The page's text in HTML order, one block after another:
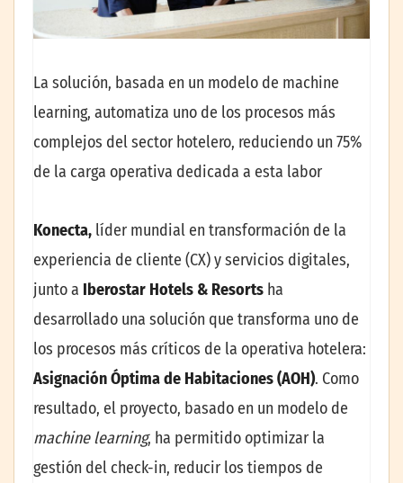
La solución, basada en un modelo de machine
learning, automatiza uno de los procesos más
complejos del sector hotelero, reduciendo un 75%
de la carga operativa dedicada a esta labor
Konecta, líder mundial en transformación de la
experiencia de cliente (CX) y servicios digitales,
junto a Iberostar Hotels & Resorts ha
desarrollado una solución que transforma uno de
los procesos más críticos de la operativa hotelera:
Asignación Óptima de Habitaciones (AOH). Como
resultado, el proyecto, basado en un modelo de
machine learning, ha permitido optimizar la
gestión del check-in, reducir los tiempos de